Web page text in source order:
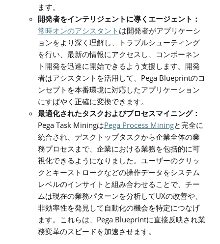
ます。
開発者をインテリジェントに導くエージェント：
常時オンのアシスタント は開発者がアプリケーシ
ョンをより深く理解し、トラブルシューティング
を行い、最新の情報にアクセスし、コンポーネン
ト開発を迅速に開始できるよう支援します。開発
者はアシスタントを活用して、 Pega Blueprintのコ
ンセプトを本番環境に対応したアプリケーション
にすばやく正確に変換できます。
最適化されたタスクおよびプロセスマイニング：
Pega Task MiningはPega Process Miningと完全に
統合され、デスクトップタスクから企業全体の業
務プロセスまで、企業における業務を包括的に可
視化できるようになりました。ユーザーのクリッ
クとキーストロークなどの操作データをシステム
レベルのインサイトと組み合わせることで、チー
ムは現在の業務パターンを分析してUXの改善や、
非効率性を発見して自動化の機会を特定につなげ
ます。これらは、 Pega Blueprintに直接反映され業
務変革のスピードを加速させます。